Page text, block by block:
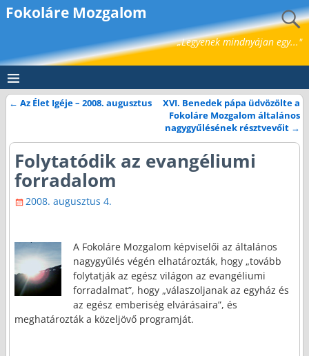
Fokoláre Mozgalom
„Legyenek mindnyájan egy..."
← Az Élet Igéje – 2008. augusztus
XVI. Benedek pápa üdvözölte a
Fokoláre Mozgalom általános
nagygyűlésének résztvevőit →
Folytatódik az evangéliumi
forradalom
2008. augusztus 4.
A Fokoláre Mozgalom képviselői az általános
nagygyűlés végén elhatározták, hogy „tovább
folytatják az egész világon az evangéliumi
forradalmat”, hogy „válaszoljanak az egyház és
az egész emberiség elvárá­saira”, és
meghatározták a közeljövő programját.